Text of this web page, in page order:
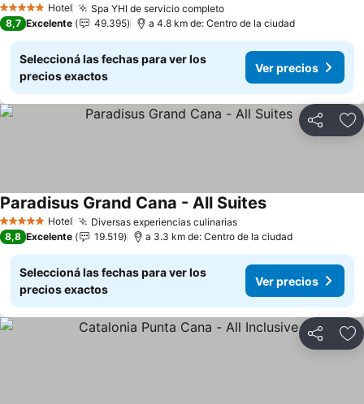
5 Estrellas Hotel Spa YHI de servicio completoVer precios
8,7 Excelente 49.395 a 4.8 km de: Centro de la ciudad
Seleccioná las fechas para ver los
precios exactos
Ver precios
Compartir
5 Estrellas Hotel Diversas experiencias culinariasVer precios
Paradisus Grand Cana - All SuitesVer precios
8,8 Excelente 19.519 a 3.3 km de: Centro de la ciudad
Seleccioná las fechas para ver los
precios exactos
Ver precios
Compartir